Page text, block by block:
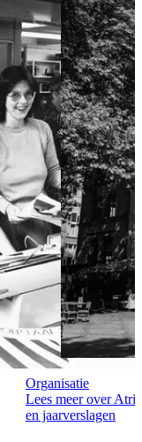
Organisatie
Lees meer over
en jaarverslagen